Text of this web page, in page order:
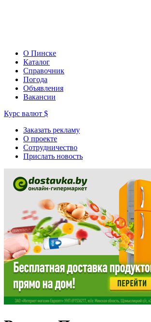
О Пинске
Каталог
Справочник
Погода
Объявления
Вакансии
Курс валют $
Заказать рекламу
О проекте
Сотрудничество
Прислать новость